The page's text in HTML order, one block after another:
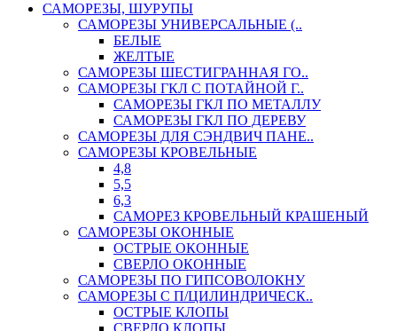
САМОРЕЗЫ, ШУРУПЫ
САМОРЕЗЫ УНИВЕРСАЛЬНЫЕ (..
БЕЛЫЕ
ЖЕЛТЫЕ
САМОРЕЗЫ ШЕСТИГРАННАЯ ГО..
САМОРЕЗЫ ГКЛ С ПОТАЙНОЙ Г..
САМОРЕЗЫ ГКЛ ПО МЕТАЛЛУ
САМОРЕЗЫ ГКЛ ПО ДЕРЕВУ
САМОРЕЗЫ ДЛЯ СЭНДВИЧ ПАНЕ..
САМОРЕЗЫ КРОВЕЛЬНЫЕ
4,8
5,5
6,3
САМОРЕЗ КРОВЕЛЬНЫЙ КРАШЕНЫЙ
САМОРЕЗЫ ОКОННЫЕ
ОСТРЫЕ ОКОННЫЕ
СВЕРЛО ОКОННЫЕ
САМОРЕЗЫ ПО ГИПСОВОЛОКНУ
САМОРЕЗЫ С П/ЦИЛИНДРИЧЕСК..
ОСТРЫЕ КЛОПЫ
СВЕРЛО КЛОПЫ